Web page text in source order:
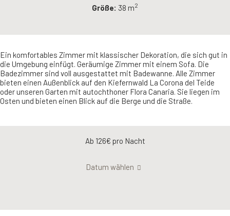
Größe: 38 m2
Ein komfortables Zimmer mit klassischer Dekoration, die sich gut in
die Umgebung einfügt. Geräumige Zimmer mit einem Sofa. Die
Badezimmer sind voll ausgestattet mit Badewanne. Alle Zimmer
bieten einen Außenblick auf den Kiefernwald La Corona del Teide
oder unseren Garten mit autochthoner Flora Canaria. Sie liegen im
Osten und bieten einen Blick auf die Berge und die Straße.
Ab 126€ pro Nacht
Datum wählen